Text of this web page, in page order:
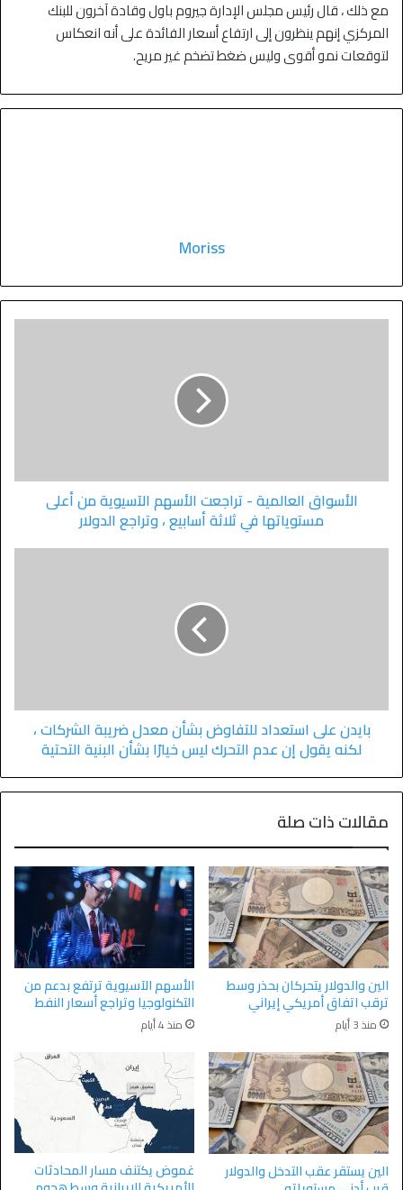
مع ذلك ، قال رئيس مجلس الإدارة جيروم باول وقادة آخرون للبنك
المركزي إنهم ينظرون إلى ارتفاع أسعار الفائدة على أنه انعكاس
لتوقعات نمو أقوى وليس ضغط تضخم غير مريح.
Moriss
الأسواق العالمية - تراجعت الأسهم الآسيوية من أعلى
مستوياتها في ثلاثة أسابيع ، وتراجع الدولار
بايدن على استعداد للتفاوض بشأن معدل ضريبة الشركات ،
لكنه يقول إن عدم التحرك ليس خيارًا بشأن البنية التحتية
مقالات ذات صلة
الين والدولار يتحركان بحذر وسط
ترقب اتفاق أمريكي إيراني
منذ 3 أيام
الأسهم الآسيوية ترتفع بدعم من
التكنولوجيا وتراجع أسعار النفط
منذ 4 أيام
الين يستقر عقب التدخل والدولار غموض يكتنف مسار المحادثات